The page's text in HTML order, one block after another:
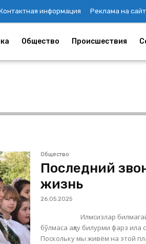
информация Реклама на
Общество Происшествия
Общество
Последний
жизнь
26.05.2025
Илмсизлар
бўлмаса ақлу билурми фарз ила суннат
Поскольку мы живём на этой